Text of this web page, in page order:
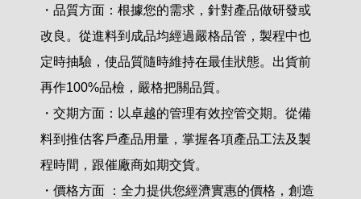
・品質方面：根據您的需求，針對產品做研發或
改良。從進料到成品均經過嚴格品管，製程中也
定時抽驗，使品質隨時維持在最佳狀態。出貨前
再作100%品檢，嚴格把關品質。
・交期方面：以卓越的管理有效控管交期。從備
料到推估客戶產品用量，掌握各項產品工法及製
程時間，跟催廠商如期交貨。
・價格方面 ：全力提供您經濟實惠的價格，創造